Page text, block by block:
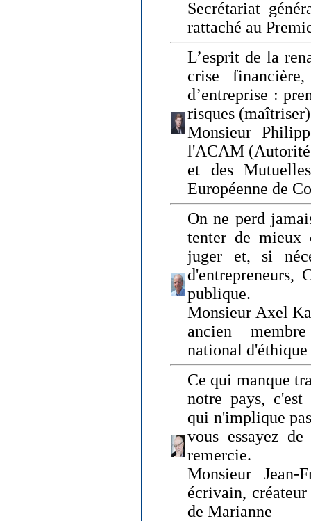
Secrétariat
rattaché au
L’esprit de la
crise
d’entreprise :
risques
Monsieur
l'ACAM (Autorité
et des
Européenne de
On ne perd
tenter de mieux
juger et, si
d'entrepreneurs,
publique.
Monsieur Axel
ancien
national d'éthique
Ce qui manque
notre pays,
qui n'implique
vous essayez
remercie.
Monsieur Jean-
écrivain,
de Marianne